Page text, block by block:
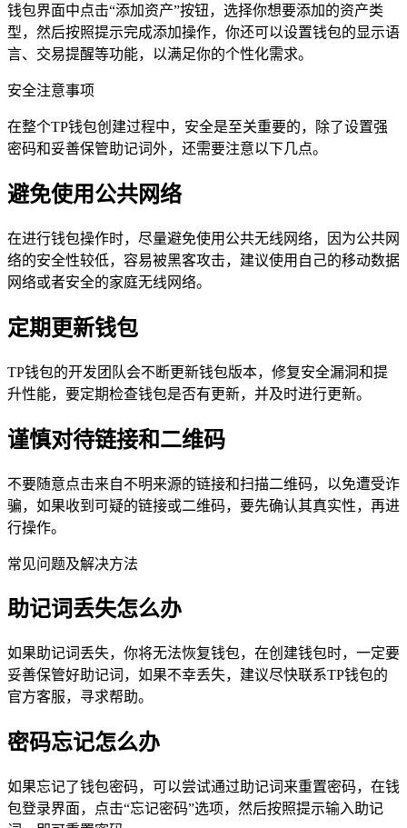
钱包界面中点击“添加资产”按钮，选择你想要添加的资产类
型，然后按照提示完成添加操作，你还可以设置钱包的显示语
言、交易提醒等功能，以满足你的个性化需求。
安全注意事项
在整个TP钱包创建过程中，安全是至关重要的，除了设置强
密码和妥善保管助记词外，还需要注意以下几点。
避免使用公共网络
在进行钱包操作时，尽量避免使用公共无线网络，因为公共网
络的安全性较低，容易被黑客攻击，建议使用自己的移动数据
网络或者安全的家庭无线网络。
定期更新钱包
TP钱包的开发团队会不断更新钱包版本，修复安全漏洞和提
升性能，要定期检查钱包是否有更新，并及时进行更新。
谨慎对待链接和二维码
不要随意点击来自不明来源的链接和扫描二维码，以免遭受诈
骗，如果收到可疑的链接或二维码，要先确认其真实性，再进
行操作。
常见问题及解决方法
助记词丢失怎么办
如果助记词丢失，你将无法恢复钱包，在创建钱包时，一定要
妥善保管好助记词，如果不幸丢失，建议尽快联系TP钱包的
官方客服，寻求帮助。
密码忘记怎么办
如果忘记了钱包密码，可以尝试通过助记词来重置密码，在钱
包登录界面，点击“忘记密码”选项，然后按照提示输入助记